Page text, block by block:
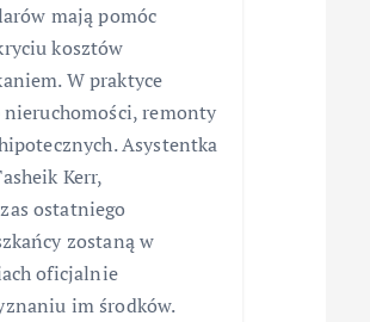
mają pomóc
kosztów
W praktyce
remonty
Asystentka
Kerr,
ostatniego
zostaną w
oficjalnie
im środków.